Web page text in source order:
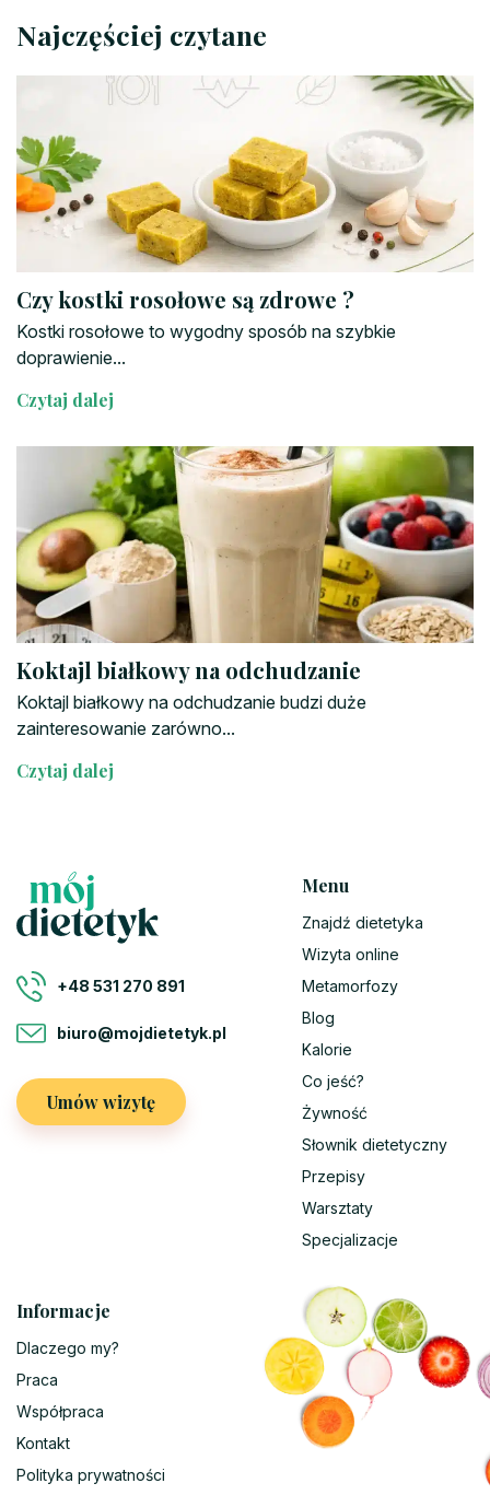
Najczęściej czytane
Czy kostki rosołowe są zdrowe ?
Kostki rosołowe to wygodny sposób na szybkie
doprawienie...
Czytaj dalej
Koktajl białkowy na odchudzanie
Koktajl białkowy na odchudzanie budzi duże
zainteresowanie zarówno...
Czytaj dalej
+48 531 270 891
biuro@mojdietetyk.pl
Umów wizytę
Menu
Znajdź dietetyka
Wizyta online
Metamorfozy
Blog
Kalorie
Co jeść?
Żywność
Słownik dietetyczny
Przepisy
Warsztaty
Specjalizacje
Informacje
Dlaczego my?
Praca
Współpraca
Kontakt
Polityka prywatności